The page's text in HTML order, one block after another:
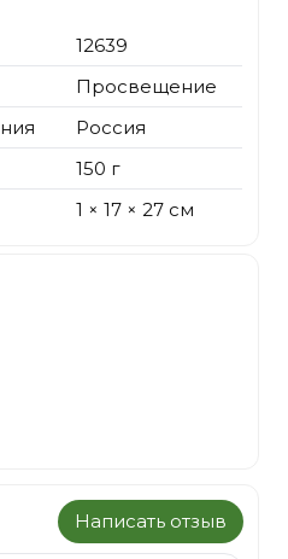
12639
Просвещение
Россия
150 г
1 × 17 × 27 см
Написать отзыв